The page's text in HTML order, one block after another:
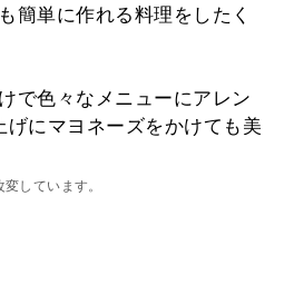
簡単に作れる料理をしたく
で色々なメニューにアレン
げにマヨネーズをかけても美
しています。